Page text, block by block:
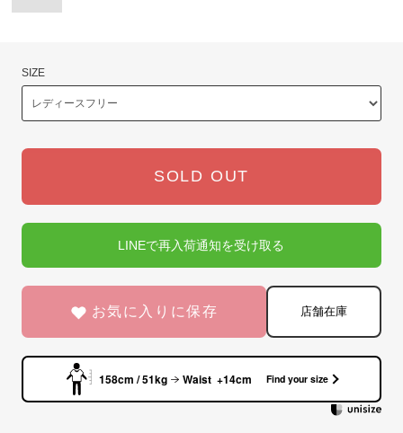
SIZE
SOLD OUT
LINEで再入荷通知を受け取る
お気に入りに保存 店舗在庫
158cm / 51kg Waist +14cm Find your size